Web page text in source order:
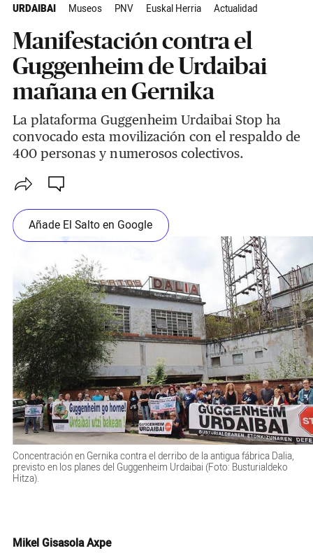
URDAIBAI Museos PNV Euskal Herria Actualidad
Manifestación contra el
Guggenheim de Urdaibai
mañana en Gernika
La plataforma Guggenheim Urdaibai Stop ha
convocado esta movilización con el respaldo de
400 personas y numerosos colectivos.
Añade El Salto en Google
Concentración en Gernika contra el derribo de la antigua fábrica Dalia,
previsto en los planes del Guggenheim Urdaibai (Foto: Busturialdeko
Hitza).
Mikel Gisasola Axpe